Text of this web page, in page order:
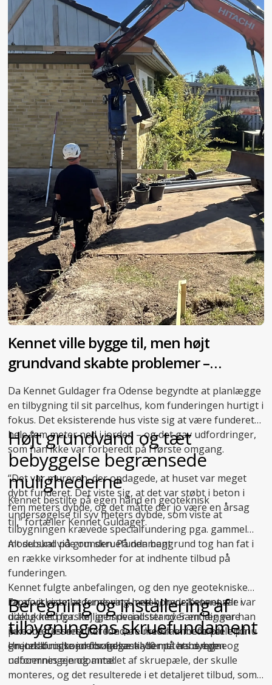
Kennet ville bygge til, men højt
grundvand skabte problemer –
skruepæle blev redningen
Da Kennet Guldager fra Odense begyndte at planlægge
en tilbygning til sit parcelhus, kom funderingen hurtigt i
fokus. Det eksisterende hus viste sig at være funderet
hele fem meter ned i jorden – og det gav udfordringer,
som han ikke var forberedt på i første omgang.
“Det var mureren, der opdagede, at huset var meget
dybt funderet. Det viste sig, at det var støbt i beton i
fem meters dybde, og det måtte der jo være en årsag
til,” fortæller Kennet Guldager.
Højt grundvand og tæt
bebyggelse begrænsede
mulighederne
Kennet bestilte på egen hånd en geoteknisk
undersøgelse til syv meters dybde, som viste at
tilbygningen krævede specialfundering pga. gammel
mosebund på grunden. På den baggrund tog han fat i
en række virksomheder for at indhente tilbud på
funderingen.
En af virksomhederne var Uretek, hvor Kennet var i
dialog med forskellige specialister over en længere
periode. Det resulterede i, at Uretek anbefalede endnu
enjordbundsundersøgelsetil 10 meters dybde.
Alt du skal vide om skruefundament
Kennet fulgte anbefalingen, og den nye geotekniske
rapport viste, at fundering med borede betonpæle var
udelukket pga. høj grundvandsstand. Samtidig var han
ikke interesseret i at fundere med rammede pæle på
grund af risikoen for følgeskader på hans egen og
naboernes ejendomme:
Beregning og installering af
tilbygningens skruefundament
Uretek brugte jordbundsanalysen til at beregne
udformningen og antallet af skruepæle, der skulle
monteres, og det resulterede i et detaljeret tilbud, som